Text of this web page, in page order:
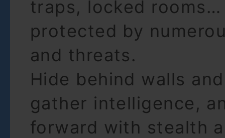
traps, locked rooms…
protected by
and threats.
Hide behind walls
gather intelligence,
forward with stealth